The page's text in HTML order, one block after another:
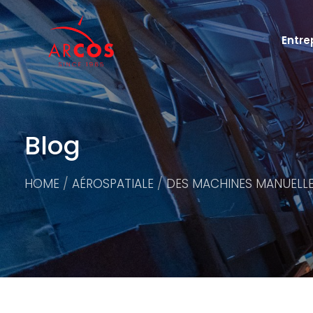
Blog
HOME AÉROSPATIALE DES MACHINES